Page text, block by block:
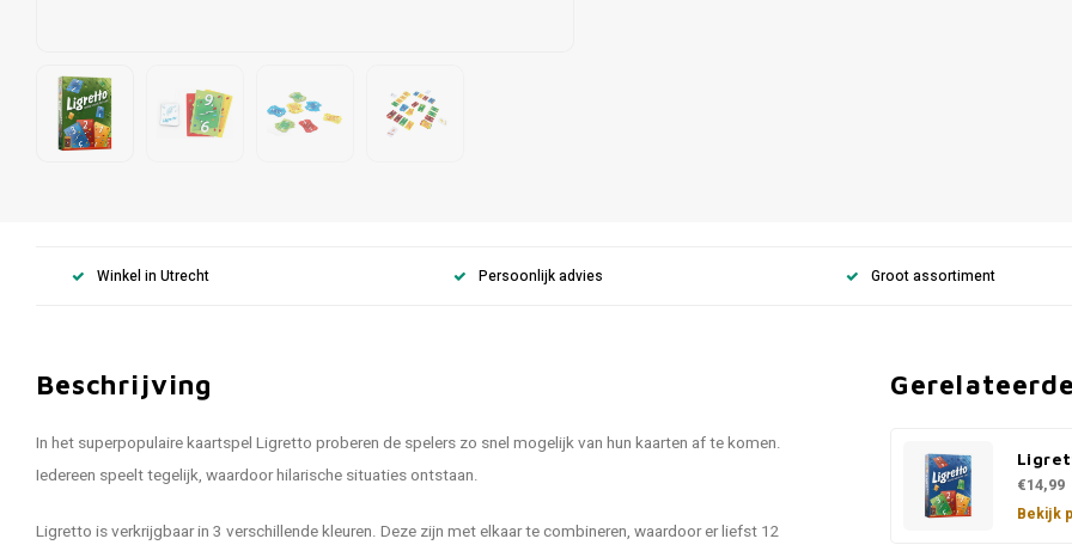
Winkel in Utrecht Persoonlijk advies Groot assortiment
Beschrijving
In het superpopulaire kaartspel Ligretto proberen de spelers zo snel mogelijk van hun kaarten af te komen.
Iedereen speelt tegelijk, waardoor hilarische situaties ontstaan.
Ligretto is verkrijgbaar in 3 verschillende kleuren. Deze zijn met elkaar te combineren, waardoor er liefst 12
€14,99
Bekijk